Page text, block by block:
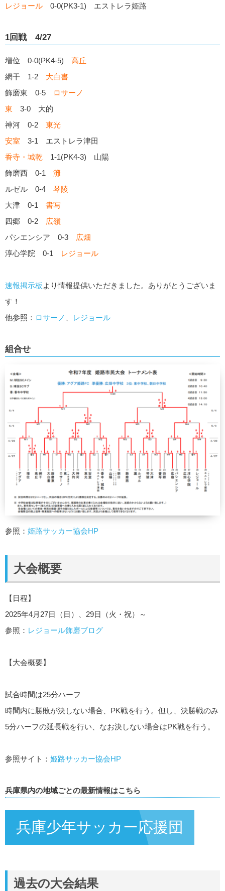
レジョール 0-0(PK3-1) エストレラ姫路
1回戦 4/27
増位 0-0(PK4-5) 高丘
網干 1-2 大白書
飾磨東 0-5
ロサーノ
東 3-0 大的
神河 0-2 東光
安室 3-1 エストレラ津田
香寺・城乾 1-1(PK4-3) 山陽
飾磨西 0-1 灘
ルゼル 0-4 琴陵
大津 0-1 書写
四郷 0-2 広嶺
パシエンシア 0-3 広畑
淳心学院 0-1
レジョール
速報掲示板 より情報提供いただきました。ありがとうございま
す！
他参照： ロサーノ レジョール
組合せ
参照： 姫路サッカー協会HP
大会概要
【日程】
2025年4月27日（日）、29日（火・祝）～
参照： レジョール飾磨ブログ
【大会概要】
試合時間は25分ハーフ
時間内に勝敗が決しない場合、PK戦を行う。但し、決勝戦のみ
5分ハーフの延長戦を行い、なお決しない場合はPK戦を行う。
参照サイト： 姫路サッカー協会HP
兵庫県内の地域ごとの最新情報はこちら
兵庫少年サッカー応援団
過去の大会結果